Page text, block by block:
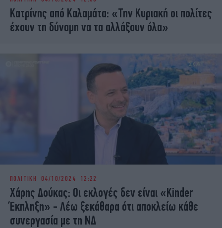
Κατρίνης από Καλαμάτα: «Την Κυριακή οι πολίτες
έχουν τη δύναμη να τα αλλάξουν όλα»
ΠΟΛΙΤΙΚΗ 04/10/2024 12:22
Χάρης Δούκας: Οι εκλογές δεν είναι «Kinder
Έκπληξη» - Λέω ξεκάθαρα ότι αποκλείω κάθε
συνεργασία με τη ΝΔ